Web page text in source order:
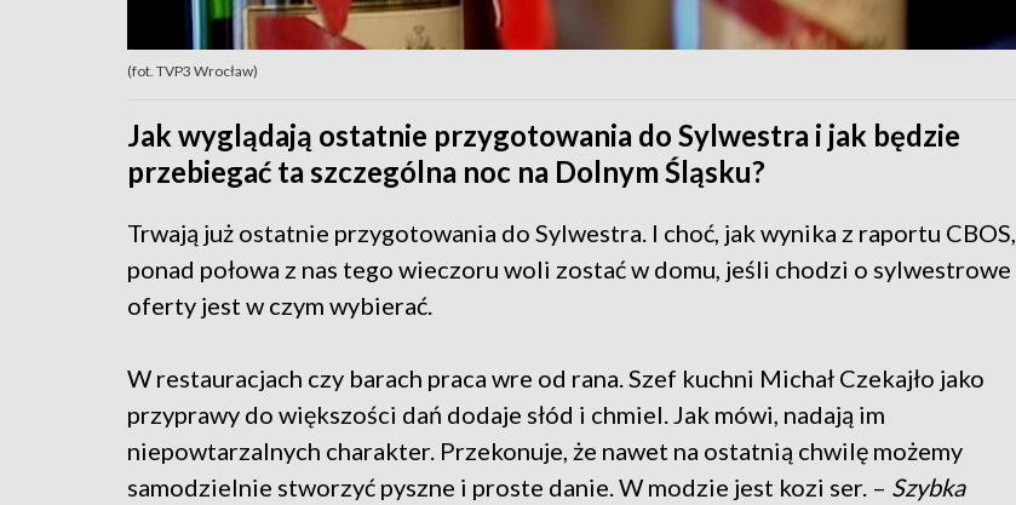
(fot. TVP3 Wrocław)
Jak wyglądają ostatnie przygotowania do Sylwestra i jak będzie
przebiegać ta szczególna noc na Dolnym Śląsku?
Trwają już ostatnie przygotowania do Sylwestra. I choć, jak wynika z raportu CBOS,
ponad połowa z nas tego wieczoru woli zostać w domu, jeśli chodzi o sylwestrowe
oferty jest w czym wybierać.
W restauracjach czy barach praca wre od rana. Szef kuchni Michał Czekajło jako
przyprawy do większości dań dodaje słód i chmiel. Jak mówi, nadają im
niepowtarzalnych charakter. Przekonuje, że nawet na ostatnią chwilę możemy
samodzielnie stworzyć pyszne i proste danie. W modzie jest kozi ser. – Szybka